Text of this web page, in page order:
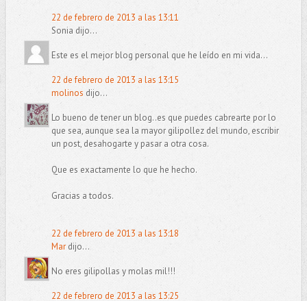
22 de febrero de 2013 a las 13:11
Sonia dijo...
Este es el mejor blog personal que he leído en mi vida...
22 de febrero de 2013 a las 13:15
molinos dijo...
Lo bueno de tener un blog..es que puedes cabrearte por lo
que sea, aunque sea la mayor gilipollez del mundo, escribir
un post, desahogarte y pasar a otra cosa.
Que es exactamente lo que he hecho.
Gracias a todos.
22 de febrero de 2013 a las 13:18
Mardijo...
No eres gilipollas y molas mil!!!
22 de febrero de 2013 a las 13:25